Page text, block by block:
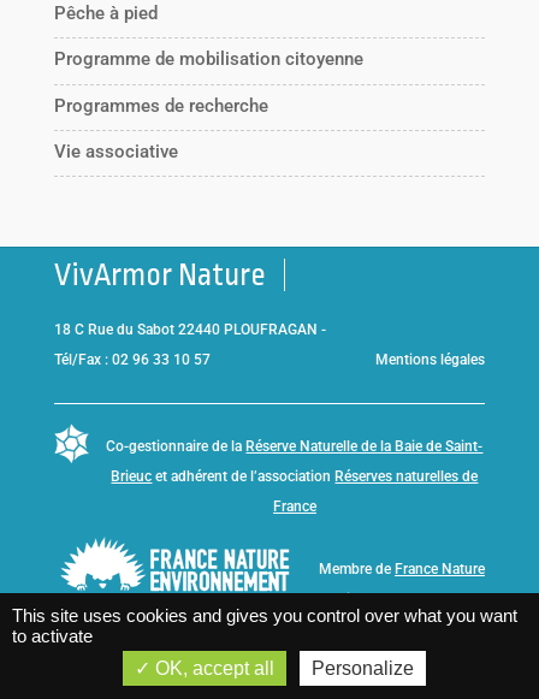
Pêche à pied
Programme de mobilisation citoyenne
Programmes de recherche
Vie associative
VivArmor Nature
18 C Rue du Sabot 22440 PLOUFRAGAN -
Tél/Fax : 02 96 33 10 57
Mentions légales
Co-gestionnaire de la Réserve Naturelle de la Baie de Saint-
Brieuc et adhérent de l’association Réserves naturelles de
France
Membre de France Nature
This site uses cookies and gives you control over what you want
to activate
OK, accept all
Personalize